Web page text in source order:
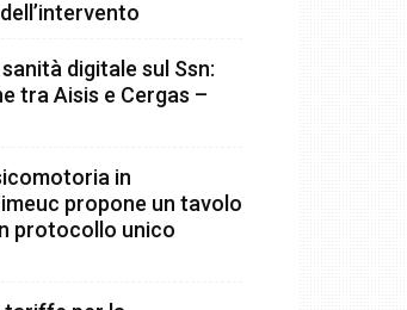
digitale sul Ssn:
tra Aisis e Cergas –
in
propone un tavolo
protocollo unico